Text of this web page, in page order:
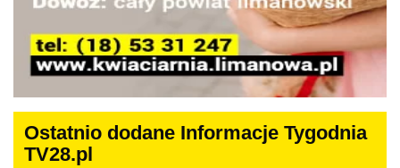
Ostatnio dodane Informacje Tygodnia
TV28.pl